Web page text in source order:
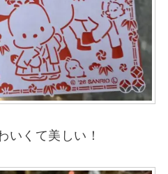
いくて美しい！